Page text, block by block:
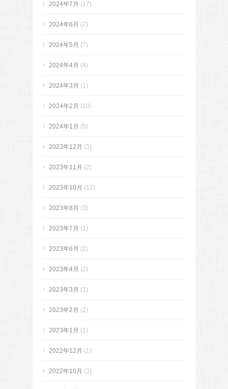
2024年7月 (17)
2024年6月 (7)
2024年5月 (7)
2024年4月 (4)
2024年3月 (1)
2024年2月 (10)
2024年1月 (5)
2023年12月 (3)
2023年11月 (2)
2023年10月 (12)
2023年8月 (3)
2023年7月 (1)
2023年6月 (2)
2023年4月 (2)
2023年3月 (1)
2023年2月 (2)
2023年1月 (1)
2022年12月 (1)
2022年10月 (3)